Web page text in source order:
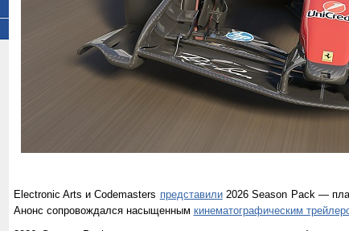
Electronic Arts и Codemasters представили2026 Season Pack —
Анонс сопровождался насыщенным кинематографическим